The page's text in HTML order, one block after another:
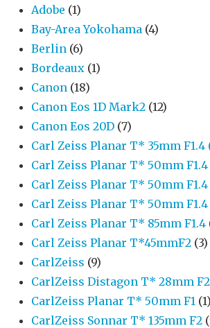
Adobe (1)
Bay-Area Yokohama (4)
Berlin (6)
Bordeaux (1)
Canon (18)
Canon Eos 1D Mark2 (12)
Canon Eos 20D (7)
Carl Zeiss Planar T* 35mm F1.4
Carl Zeiss Planar T* 50mm F1.4
Carl Zeiss Planar T* 50mm F1.4
Carl Zeiss Planar T* 50mm
Carl Zeiss Planar T* 85mm F1.4
Carl Zeiss Planar T*45mmF2 (3)
CarlZeiss (9)
CarlZeiss Distagon T* 28mm
CarlZeiss Planar T* 50mm F1 (1)
CarlZeiss Sonnar T* 135mm F2